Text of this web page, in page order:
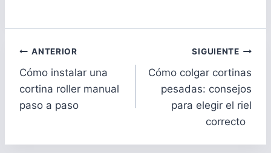
Navegación
de
entradas
ANTERIOR
Cómo instalar una
cortina roller manual
paso a paso
SIGUIENTE
Cómo colgar cortinas
pesadas: consejos
para elegir el riel
correcto